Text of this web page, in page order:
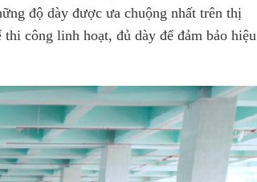
độ dày được ưa chuộng nhất trên thị
công linh hoạt, đủ dày để đảm bảo hiệu